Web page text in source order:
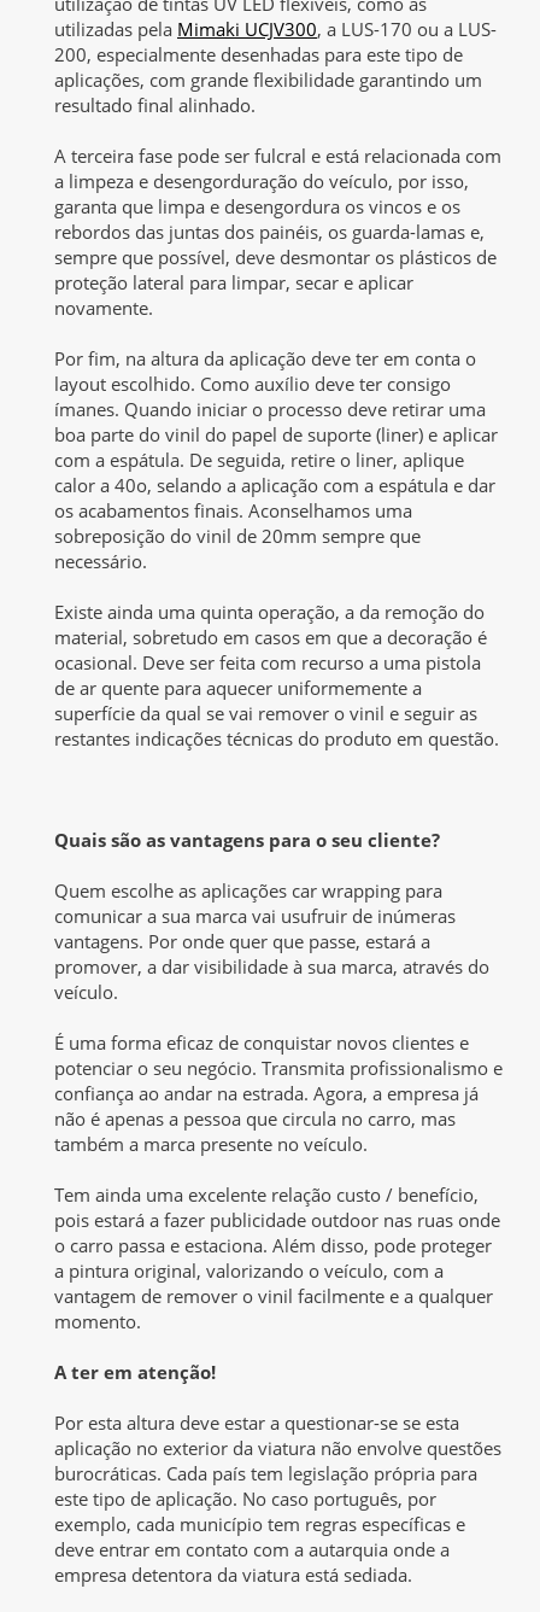
utilizadas pela Mimaki UCJV300, a LUS-170 ou a LUS-
200, especialmente desenhadas para este tipo de
aplicações, com grande flexibilidade garantindo um
resultado final alinhado.
A terceira fase pode ser fulcral e está relacionada com
a limpeza e desengorduração do veículo, por isso,
garanta que limpa e desengordura os vincos e os
rebordos das juntas dos painéis, os guarda-lamas e,
sempre que possível, deve desmontar os plásticos de
proteção lateral para limpar, secar e aplicar
novamente.
Por fim, na altura da aplicação deve ter em conta o
layout escolhido. Como auxílio deve ter consigo
ímanes. Quando iniciar o processo deve retirar uma
boa parte do vinil do papel de suporte (liner) e aplicar
com a espátula. De seguida, retire o liner, aplique
calor a 40o, selando a aplicação com a espátula e dar
os acabamentos finais. Aconselhamos uma
sobreposição do vinil de 20mm sempre que
necessário.
Existe ainda uma quinta operação, a da remoção do
material, sobretudo em casos em que a decoração é
ocasional. Deve ser feita com recurso a uma pistola
de ar quente para aquecer uniformemente a
superfície da qual se vai remover o vinil e seguir as
restantes indicações técnicas do produto em questão.
Quais são as vantagens para o seu cliente?
Quem escolhe as aplicações car wrapping para
comunicar a sua marca vai usufruir de inúmeras
vantagens. Por onde quer que passe, estará a
promover, a dar visibilidade à sua marca, através do
veículo.
É uma forma eficaz de conquistar novos clientes e
potenciar o seu negócio. Transmita profissionalismo e
confiança ao andar na estrada. Agora, a empresa já
não é apenas a pessoa que circula no carro, mas
também a marca presente no veículo.
Tem ainda uma excelente relação custo / benefício,
pois estará a fazer publicidade outdoor nas ruas onde
o carro passa e estaciona. Além disso, pode proteger
a pintura original, valorizando o veículo, com a
vantagem de remover o vinil facilmente e a qualquer
momento.
A ter em atenção!
Por esta altura deve estar a questionar-se se esta
aplicação no exterior da viatura não envolve questões
burocráticas. Cada país tem legislação própria para
este tipo de aplicação. No caso português, por
exemplo, cada município tem regras específicas e
deve entrar em contato com a autarquia onde a
empresa detentora da viatura está sediada.